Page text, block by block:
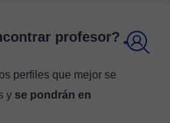
profesor?
perfiles que mejor se
y se pondrán en